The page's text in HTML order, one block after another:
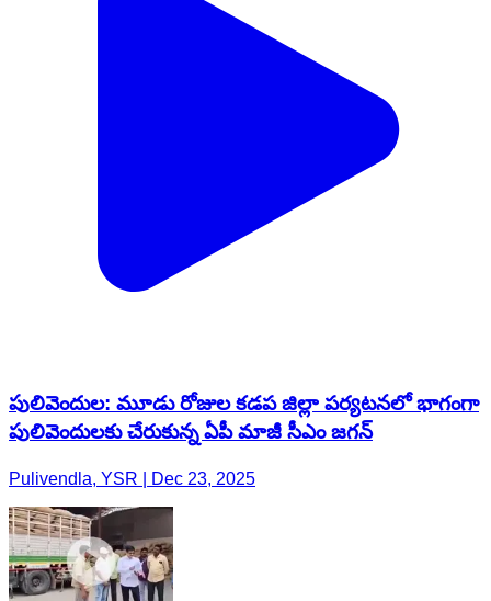
పులివెందుల: మూడు రోజుల కడప జిల్లా పర్యటనలో భాగంగా
పులివెందులకు చేరుకున్న ఏపీ మాజీ సీఎం జగన్
Pulivendla, YSR | Dec 23, 2025